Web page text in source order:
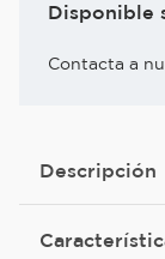
Disponible
Contacta a
Descripción